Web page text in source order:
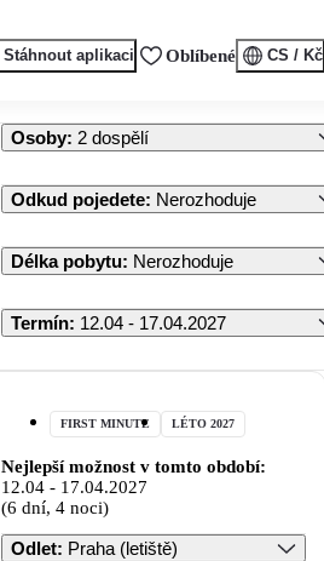
Stáhnout aplikaci Oblíbené CS / Kč
Osoby: 2 dospělí
Odkud pojedete: Nerozhoduje
Délka pobytu: Nerozhoduje
Termín: 12.04 - 17.04.2027
FIRST MINUTE LÉTO 2027
Nejlepší možnost v tomto období:
12.04 - 17.04.2027
(6 dní, 4 noci)
Odlet: Praha (letiště)